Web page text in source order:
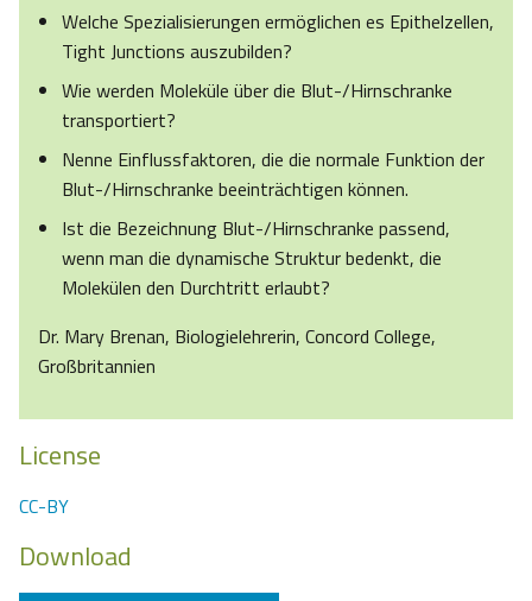
Welche Spezialisierungen ermöglichen es Epithelzellen,
Tight Junctions auszubilden?
Wie werden Moleküle über die Blut-/Hirnschranke
transportiert?
Nenne Einflussfaktoren, die die normale Funktion der
Blut-/Hirnschranke beeinträchtigen können.
Ist die Bezeichnung Blut-/Hirnschranke passend,
wenn man die dynamische Struktur bedenkt, die
Molekülen den Durchtritt erlaubt?
Dr. Mary Brenan, Biologielehrerin, Concord College,
Großbritannien
License
CC-BY
Download